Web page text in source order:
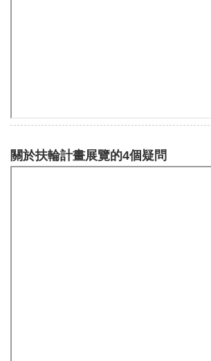
關於扶輪計畫展覽的4個疑問